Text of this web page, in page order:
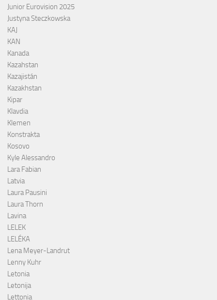
Junior Eurovision 2025
Justyna Steczkowska
KAJ
KAN
Kanada
Kazahstan
Kazajistán
Kazakhstan
Kipar
Klavdia
Klemen
Konstrakta
Kosovo
Kyle Alessandro
Lara Fabian
Latvia
Laura Pausini
Laura Thorn
Lavina
LELEK
LELÉKA
Lena Meyer-Landrut
Lenny Kuhr
Letonia
Letonija
Lettonia